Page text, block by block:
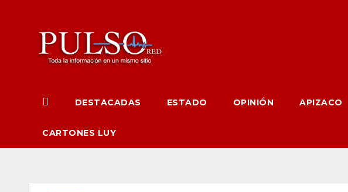
DESTACADAS ESTADO OPINIÓN APIZACO
CARTONES LUY